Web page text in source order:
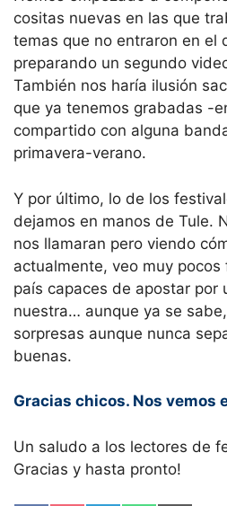
cositas nuevas en las que
temas que no entraron en el
preparando un segundo
También nos haría ilusión
que ya tenemos grabadas -
compartido con alguna
primavera-verano.
Y por último, lo de los
dejamos en manos de Tule.
nos llamaran pero viendo
actualmente, veo muy
país capaces de apostar por
nuestra… aunque ya se
sorpresas aunque nunca
buenas.
Gracias chicos. Nos vemos
Un saludo a los lectores de
Gracias y hasta pronto!